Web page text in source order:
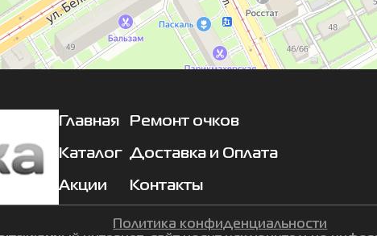
Главная
Каталог
Акции
Ремонт очков
Доставка и Оплата
Контакты
Политика конфиденциальности